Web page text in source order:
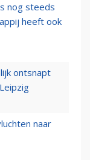
nog steeds
heeft ook
ontsnapt
naar